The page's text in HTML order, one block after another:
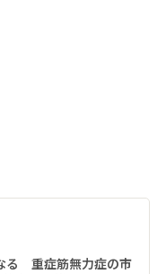
る 重症筋無力症の市